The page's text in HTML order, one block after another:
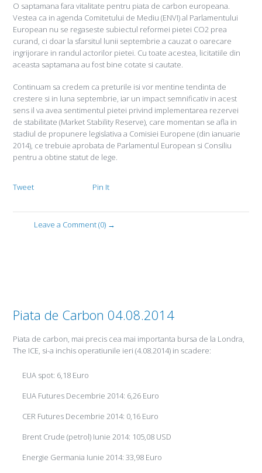
O saptamana fara vitalitate pentru piata de carbon europeana.
Vestea ca in agenda Comitetului de Mediu (ENVI) al Parlamentului
European nu se regaseste subiectul reformei pietei CO2 prea
curand, ci doar la sfarsitul lunii septembrie a cauzat o oarecare
ingrijorare in randul actorilor pietei. Cu toate acestea, licitatiile din
aceasta saptamana au fost bine cotate si cautate.
Continuam sa credem ca preturile isi vor mentine tendinta de
crestere si in luna septembrie, iar un impact semnificativ in acest
sens il va avea sentimentul pietei privind implementarea rezervei
de stabilitate (Market Stability Reserve), care momentan se afla in
stadiul de propunere legislativa a Comisiei Europene (din ianuarie
2014), ce trebuie aprobata de Parlamentul European si Consiliu
pentru a obtine statut de lege.
Tweet Pin It
Leave a Comment (0) →
Piata de Carbon 04.08.2014
Piata de carbon, mai precis cea mai importanta bursa de la Londra,
The ICE, si-a inchis operatiunile ieri (4.08.2014) in scadere:
EUA spot: 6,18 Euro
EUA Futures Decembrie 2014: 6,26 Euro
CER Futures Decembrie 2014: 0,16 Euro
Brent Crude (petrol) Iunie 2014: 105,08 USD
Energie Germania Iunie 2014: 33,98 Euro